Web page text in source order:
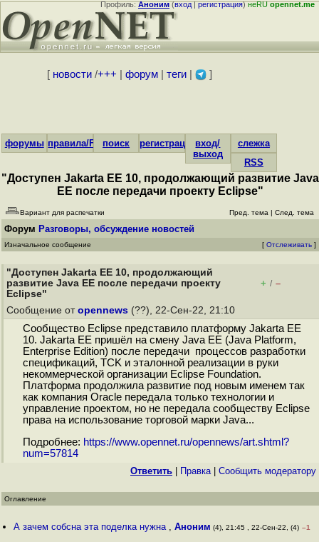
Профиль:Аноним(вход|регистрация)неRUopennet.me
[ новости/+++ форум| теги| ]
форумы правила/FAQпоиск регистрациявход/
выход
слежка
RSS
"Доступен Jakarta EE 10, продолжающий развитие Java
EE после передачи проекту Eclipse"
Вариант для распечатки Пред. тема | След. тема
Форум Разговоры, обсуждение новостей
Изначальное сообщение [ Отслеживать ]
"Доступен Jakarta EE 10, продолжающий
развитие Java EE после передачи проекту
Eclipse"
+ / –
Сообщение от opennews (??), 22-Сен-22, 21:10
Сообщество Eclipse представило платформу Jakarta EE
10. Jakarta EE пришёл на смену Java EE (Java Platform,
Enterprise Edition) после передачи процессов разработки
спецификаций, TCK и эталонной реализации в руки
некоммерческой организации Eclipse Foundation.
Платформа продолжила развитие под новым именем так
как компания Oracle передала только технологии и
управление проектом, но не передала сообществу Eclipse
права на использование торговой марки Java...
Подробнее: https://www.opennet.ru/opennews/art.shtml?
num=57814
Ответить Правка| Cообщить модератору
Оглавление
А зачем собсна эта поделка нужна ,Аноним (4), 21:45 , 22-Сен-22, (4) –1